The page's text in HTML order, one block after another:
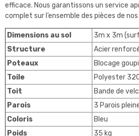
efficace. Nous garantissons un service
complet sur l’ensemble des pièces de
Dimensions au sol
3m x 3m
Structure
Acier
Poteaux
Blocage
Toile
Polyester
Toit
Bande de
Parois
3 Parois
Coloris
Bleu
Poids
35 kg